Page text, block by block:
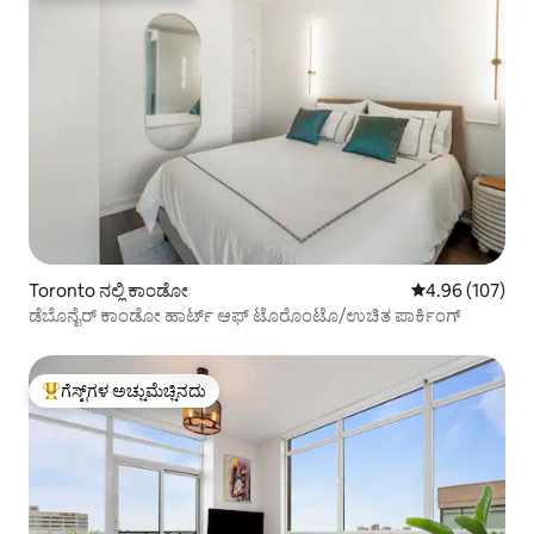
Toronto ನಲ್ಲಿ ಕಾಂಡೋ 5 ರಲ್ಲಿ 4.96
4.96 (107)
ಡೆಬೊನೈರ್ ಕಾಂಡೋ ಹಾರ್ಟ್ ಆಫ್ ಟೊರೊಂಟೊ/ಉಚಿತ ಪಾರ್ಕಿಂಗ್
ಗೆಸ್ಟ್‌ಗಳಿಗೆ ಅತಿ ಹೆಚ್ಚು ಅಚ್ಚುಮೆಚ್ಚಿನದು
ಗೆಸ್ಟ್‌ಗಳ ಅಚ್ಚುಮೆಚ್ಚಿನದು